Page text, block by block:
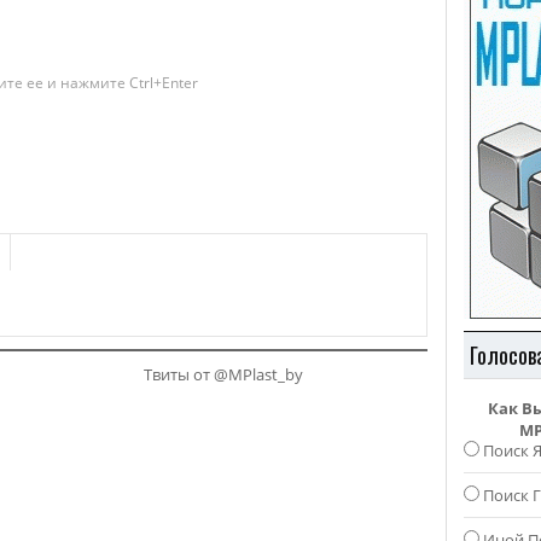
ее и нажмите Ctrl+Enter
Твиты от @MPlast_by
Как
Поиск
Поиск